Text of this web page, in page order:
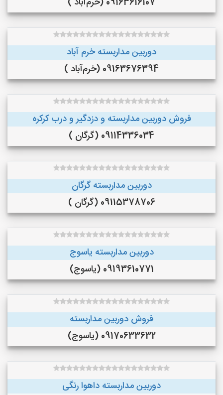
دوربین مداربسته خرم آباد
09163676394 (خرم‌آباد )
فروش دوربین مداربسته و دزدگیر و درب کرکره
09114336034 (گرگان )
دوربین مداربسته گرگان
09115378706 (گرگان )
دوربین مداربسته یاسوج
09193610771 (یاسوج)
فروش دوربین مداربسته
09170633632 (یاسوج)
دوربین مداربسته داهوا رنگی